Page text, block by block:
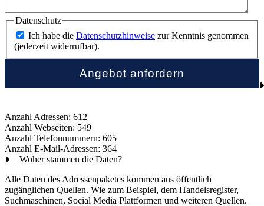
Datenschutz
Ich habe die Datenschutzhinweise zur Kenntnis genommen
(jederzeit widerrufbar).
Anzahl Adressen: 612
Anzahl Webseiten: 549
Anzahl Telefonnummern: 605
Anzahl E-Mail-Adressen: 364
Woher stammen die Daten?
Alle Daten des Adressenpaketes kommen aus öffentlich
zugänglichen Quellen. Wie zum Beispiel, dem Handelsregister,
Suchmaschinen, Social Media Plattformen und weiteren Quellen.